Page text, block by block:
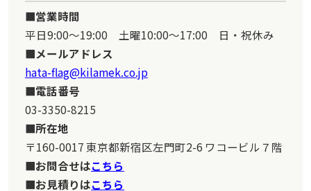
営業時間
平日9:00～19:00 土曜10:00～17:00 日・祝休み
メールアドレス
hata-flag@kilamek.co.jp
電話番号
03-3350-8215
所在地
〒160-0017 東京都新宿区左門町2-6 ワコービル７階
お問合せはこちら
お見積りはこちら